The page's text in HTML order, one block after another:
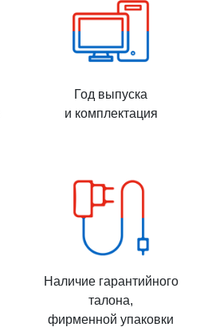
Год выпуска
и комплектация
Наличие гарантийного
талона,
фирменной упаковки